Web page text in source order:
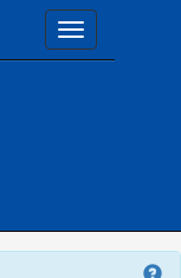
Toggle